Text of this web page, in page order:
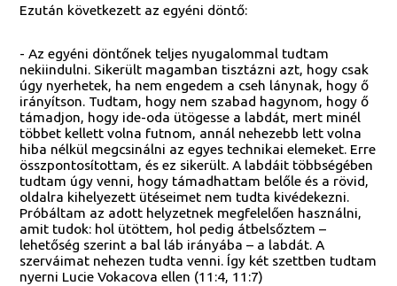
Ezután következett az egyéni döntő:
- Az egyéni döntőnek teljes nyugalommal tudtam
nekiindulni. Sikerült magamban tisztázni azt, hogy csak
úgy nyerhetek, ha nem engedem a cseh lánynak, hogy ő
irányítson. Tudtam, hogy nem szabad hagynom, hogy ő
támadjon, hogy ide-oda ütögesse a labdát, mert minél
többet kellett volna futnom, annál nehezebb lett volna
hiba nélkül megcsinálni az egyes technikai elemeket. Erre
összpontosítottam, és ez sikerült. A labdáit többségében
tudtam úgy venni, hogy támadhattam belőle és a rövid,
oldalra kihelyezett ütéseimet nem tudta kivédekezni.
Próbáltam az adott helyzetnek megfelelően használni,
amit tudok: hol ütöttem, hol pedig átbelsőztem –
lehetőség szerint a bal láb irányába – a labdát. A
szerváimat nehezen tudta venni. Így két szettben tudtam
nyerni Lucie Vokacova ellen (11:4, 11:7)